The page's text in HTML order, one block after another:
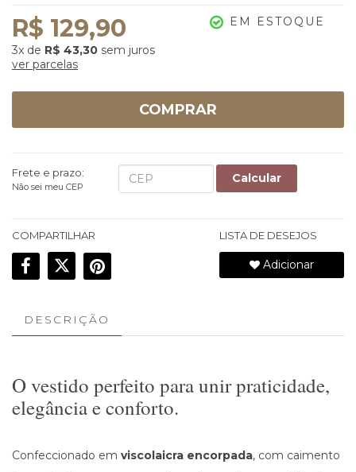
R$ 129,90
3x de R$ 43,30 sem juros
ver parcelas
EM ESTOQUE
COMPRAR
Frete e prazo:
Não sei meu CEP
Calcular
COMPARTILHAR LISTA DE DESEJOS
Adicionar
DESCRIÇÃO
O vestido perfeito para unir praticidade,
elegância e conforto.
Confeccionado em viscolaicra encorpada, com caimento